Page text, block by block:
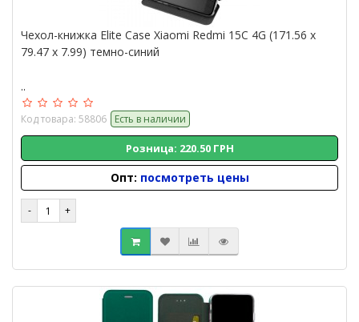
Чехол-книжка Elite Case Xiaomi Redmi 15C 4G (171.56 x
79.47 x 7.99) темно-синий
..
Код товара: 58806 Есть в наличии
Розница: 220.50 ГРН
Опт: посмотреть цены